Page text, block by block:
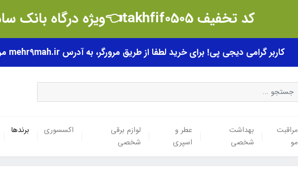
کد تخفیف takhfif0505👈ویژه درگاه بانک سامان
کاربر گرامی دیجی پی! برای خرید لطفا از طریق مرورگر، به آدرس mehr9mah.ir مراجعه فرمایید.
مراقبت
مو
بهداشت
شخصی
عطر و
اسپری
لوازم برقی
شخصی
اکسسوری برندها